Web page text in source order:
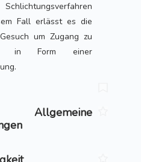
Fall erlässt es die
um Zugang zu
in Form einer